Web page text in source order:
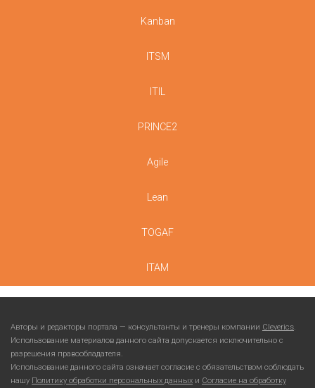
Kanban
ITSM
ITIL
PRINCE2
Agile
Lean
TOGAF
ITAM
Авторы и редакторы портала — консультанты и тренеры компании Cleverics.
Использование материалов данного сайта допускается исключительно с
разрешения правообладателя.
Использование данного сайта означает согласие с обязательством соблюдать
нашу Политику обработки персональных данных и Согласие на обработку